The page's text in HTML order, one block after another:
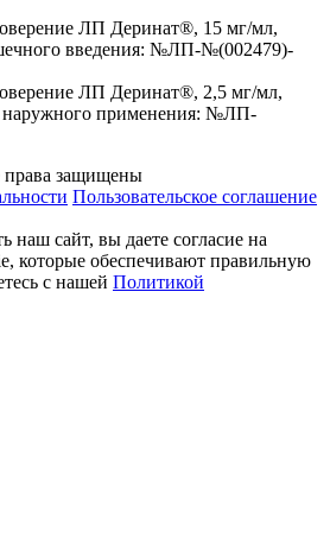
ЛП Деринат®, 15 мг/мл,
введения: №ЛП-№(002479)-
ЛП Деринат®, 2,5 мг/мл,
наружного применения: №ЛП-
защищены
Пользовательское соглашение
наш сайт, вы даете согласие на
которые обеспечивают правильную
с нашей Политикой